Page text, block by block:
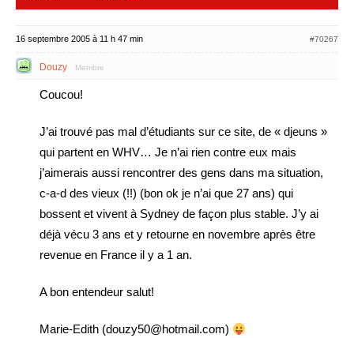
16 septembre 2005 à 11 h 47 min #70267
Douzy Membre
Coucou!
J’ai trouvé pas mal d’étudiants sur ce site, de « djeuns »
qui partent en WHV… Je n’ai rien contre eux mais
j’aimerais aussi rencontrer des gens dans ma situation,
c-a-d des vieux (!!) (bon ok je n’ai que 27 ans) qui
bossent et vivent à Sydney de façon plus stable. J’y ai
déjà vécu 3 ans et y retourne en novembre après être
revenue en France il y a 1 an.
A bon entendeur salut!
Marie-Edith (douzy50@hotmail.com)